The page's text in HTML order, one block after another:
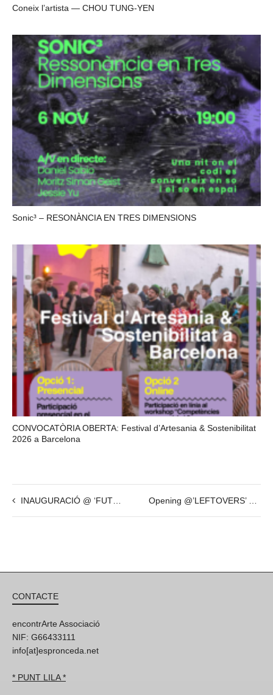
Coneix l’artista — CHOU TUNG-YEN
Sonic³ – RESONÀNCIA EN TRES DIMENSIONS
CONVOCATÒRIA OBERTA: Festival d’Artesania & Sostenibilitat
2026 a Barcelona
INAUGURACIÓ @ ‘FUTURE’s PAST’ de Sven Marquardt – 8 de Des – 19h Opening @’LEFTOVERS’ de Grazia Amendola 26 de Nov – 20:00h
CONTACTE
encontrArte Associació
NIF: G66433111
info[at]espronceda.net
* PUNT LILA *